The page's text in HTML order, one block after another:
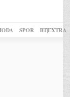
SPOR BT|EXTRA